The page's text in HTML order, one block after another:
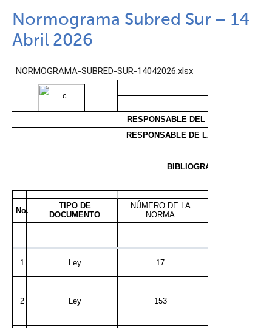
Normograma Subred Sur – 14
Abril 2026